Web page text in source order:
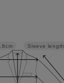
Sleeve length